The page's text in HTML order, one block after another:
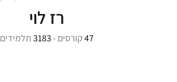
רז לוי
47קורסים •
3183תלמידים